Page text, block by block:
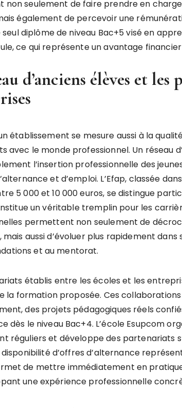
non seulement de faire prendre en
également de percevoir une
seul diplôme de niveau Bac+5 visé en
ce qui représente un avantage
d’anciens élèves et les
établissement se mesure aussi à la
avec le monde professionnel. Un réseau
l’insertion professionnelle des
et d’emploi. L’Efap, classée
5 000 et 10 000 euros, se distingue
un véritable tremplin pour les
permettent non seulement de
aussi d’évoluer plus rapidement
et au mentorat.
établis entre les écoles et les
la formation proposée. Ces
des projets pédagogiques réels
dès le niveau Bac+4. L’école Esupcom
réguliers et développe des partenariats
disponibilité d’offres d’alternance
de mettre immédiatement en
une expérience professionnelle